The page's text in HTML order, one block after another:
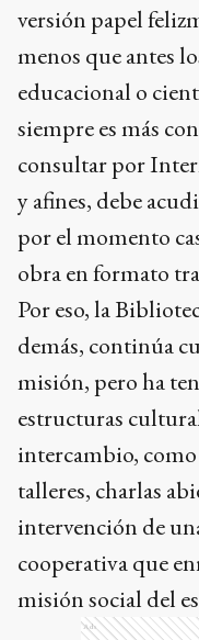
versión papel
menos que antes
educacional o
siempre es más
consultar por
y afines, debe
por el momento
obra en formato
Por eso, la
demás, continúa
misión, pero ha
estructuras
intercambio,
talleres, charlas
intervención de
cooperativa que
misión social del
Ads